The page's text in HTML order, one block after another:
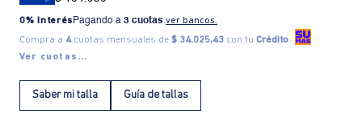
0% Interés Pagando a 3 cuotas.ver bancos.
Compra a 4cuotas mensuales de $ 34.025,43 con tu Crédito
Ver cuotas...
Saber mi talla Guía de tallas